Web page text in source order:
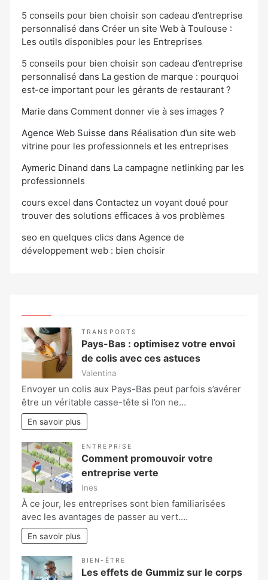
5 conseils pour bien choisir son cadeau d’entreprise
personnalisé dans Créer un site Web à Toulouse :
Les outils disponibles pour les Entreprises
5 conseils pour bien choisir son cadeau d’entreprise
personnalisé dans La gestion de marque : pourquoi
est-ce important pour les gérants de restaurant ?
Marie dans Comment donner vie à ses images ?
Agence Web Suisse dans Réalisation d’un site web
vitrine pour les professionnels et les entreprises
Aymeric Dinand dans La campagne netlinking par les
professionnels
cours excel dans Contactez un voyant doué pour
trouver des solutions efficaces à vos problèmes
seo en quelques clics dans Agence de
développement web : bien choisir
TRANSPORTS
Pays-Bas : optimisez votre envoi
de colis avec ces astuces
Valentina
Envoyer un colis aux Pays-Bas peut parfois s’avérer
être un véritable casse-tête si l’on ne…
En savoir plus
ENTREPRISE
Comment promouvoir votre
entreprise verte
Ines
À ce jour, les entreprises sont bien familiarisées
avec les avantages de passer au vert.…
En savoir plus
BIEN-ÊTRE
Les effets de Gummiz sur le corps